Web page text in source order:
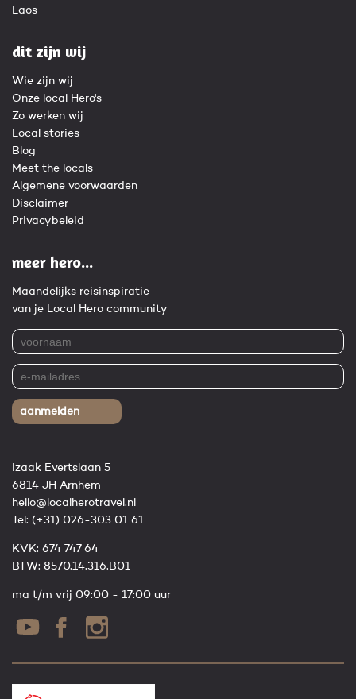
Laos
dit zijn wij
Wie zijn wij
Onze local Hero's
Zo werken wij
Local stories
Blog
Meet the locals
Algemene voorwaarden
Disclaimer
Privacybeleid
meer hero...
Maandelijks reisinspiratie
van je Local Hero community
aanmelden
Izaak Evertslaan 5
6814 JH Arnhem
hello@localherotravel.nl
Tel: (+31) 026-303 01 61
KVK: 674 747 64
BTW: 8570.14.316.B01
ma t/m vrij 09:00 - 17:00 uur